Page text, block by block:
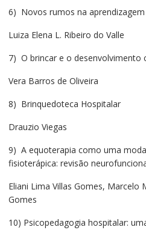
6) Novos rumos na aprendizagem
Luiza Elena L. Ribeiro do Valle
7) O brincar e o desenvolvimento
Vera Barros de Oliveira
8) Brinquedoteca Hospitalar
Drauzio Viegas
9) A equoterapia como uma
fisioterápica: revisão
Eliani Lima Villas Gomes, Marcelo
Gomes
10) Psicopedagogia hospitalar: